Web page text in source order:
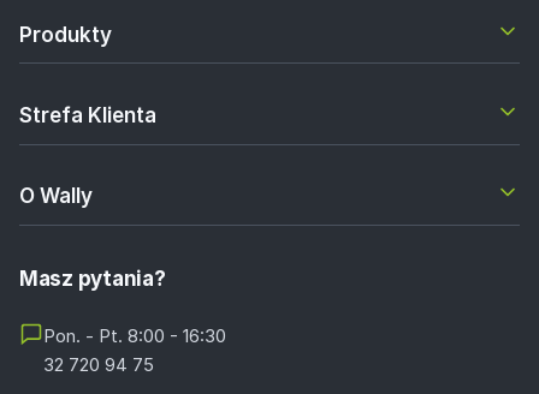
Produkty
Strefa Klienta
O Wally
Masz pytania?
Pon. - Pt. 8:00 - 16:30
32 720 94 75